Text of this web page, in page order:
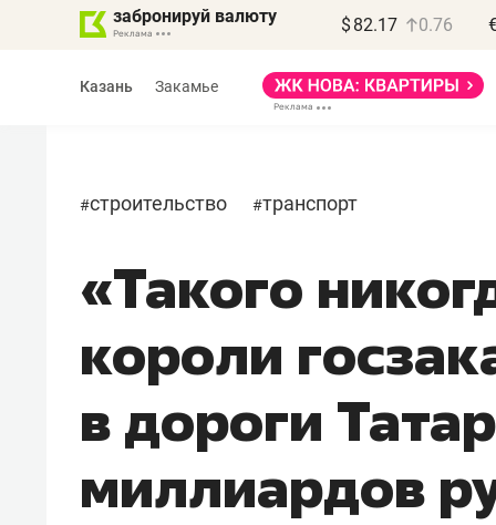
забронируй валюту $ 82.17 0.76
Казань Закамье
#строительство #транспорт
«Такого
короли
в дороги
миллиардов
Василь Мазитов
МАРТ
«Не зная местных
правил, бизнес может
потерять минимум
Как бизнесу выйти на зарубежные
рынки, почему надо знать